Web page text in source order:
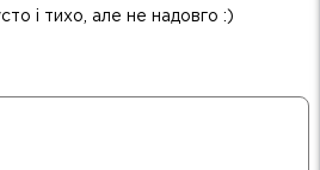
і тихо, але не надовго :)